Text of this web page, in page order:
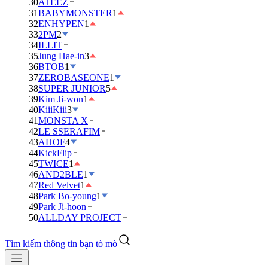
30ATEEZ
31BABYMONSTER1
32ENHYPEN1
332PM2
34ILLIT
35Jung Hae-in3
36BTOB1
37ZEROBASEONE1
38SUPER JUNIOR5
39Kim Ji-won1
40KiiiKiii3
41MONSTA X
42LE SSERAFIM
43AHOF4
44KickFlip
45TWICE1
46AND2BLE1
47Red Velvet1
48Park Bo-young1
49Park Ji-hoon
50ALLDAY PROJECT
Tìm kiếm thông tin bạn tò mò